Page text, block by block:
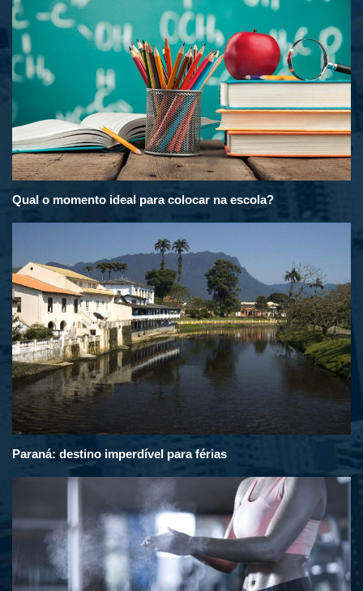
Qual o momento ideal para colocar na escola?
Paraná: destino imperdível para férias